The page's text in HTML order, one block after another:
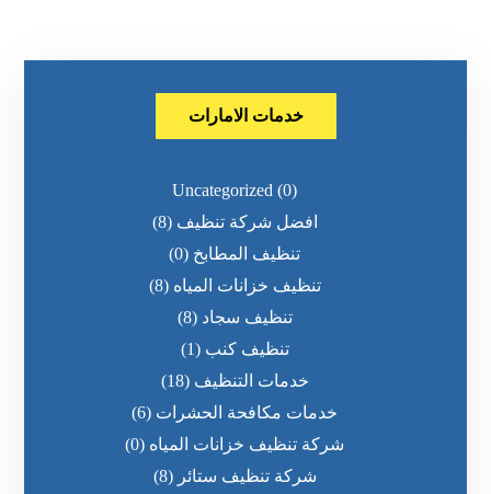
خدمات الامارات
Uncategorized (0)
افضل شركة تنظيف (8)
تنظيف المطابخ (0)
تنظيف خزانات المياه (8)
تنظيف سجاد (8)
تنظيف كنب (1)
خدمات التنظيف (18)
خدمات مكافحة الحشرات (6)
شركة تنظيف خزانات المياه (0)
شركة تنظيف ستائر (8)